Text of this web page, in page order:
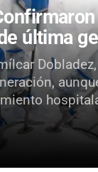
última